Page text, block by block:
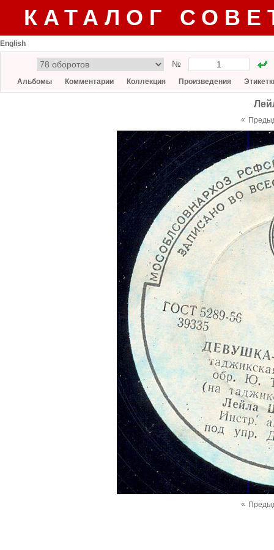
КАТАЛОГ
English
№
Альбомы Комментарии Коллекция Произведения
«
«